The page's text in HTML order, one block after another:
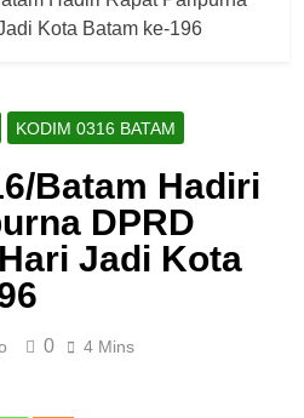
Kota Batam ke-196
KODIM 0316 BATAM
Batam Hadiri
DPRD
Jadi Kota
0 4 Mins